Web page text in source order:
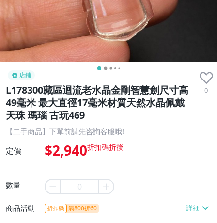
店鋪
L178300藏區迴流老水晶金剛智慧劍尺寸高
49毫米 最大直徑17毫米材質天然水晶佩戴
天珠 瑪瑙 古玩469
0
【二手商品】下單前請先咨詢客服哦!
定價 $2,940
數量
商品活動 折扣碼 滿800折60